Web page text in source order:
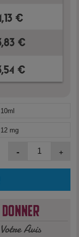
- +
Donner
Votre Avis